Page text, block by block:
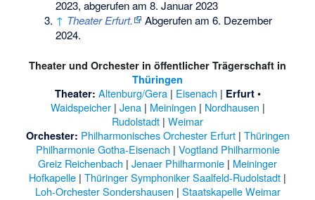
2023, abgerufen am 8. Januar 2023
↑ Theater Erfurt.
Abgerufen am 6. Dezember
2024.
Theater und Orchester in öffentlicher Trägerschaft in
Thüringen
Theater: Altenburg/Gera| Eisenach | Erfurt•
Waidspeicher| Jena| Meiningen | Nordhausen |
Rudolstadt | Weimar
Orchester: Philharmonisches Orchester Erfurt| Thüringen
Philharmonie Gotha-Eisenach | Vogtland Philharmonie
Greiz Reichenbach | Jenaer Philharmonie | Meininger
Hofkapelle | Thüringer Symphoniker Saalfeld-Rudolstadt |
Loh-Orchester Sondershausen | Staatskapelle Weimar